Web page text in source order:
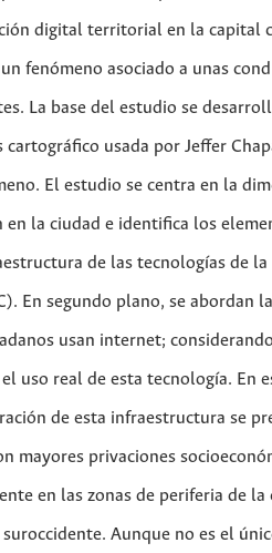
digital territorial en la capital
fenómeno asociado a unas
La base del estudio se
cartográfico usada por Jeffer
El estudio se centra en la
en la ciudad e identifica los
de las tecnologías de
En segundo plano, se abordan
usan internet;
uso real de esta tecnología. En
de esta infraestructura se
mayores privaciones
en las zonas de periferia de la
Aunque no es el